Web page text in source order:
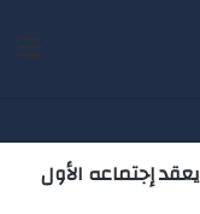
إجتماعه الأول